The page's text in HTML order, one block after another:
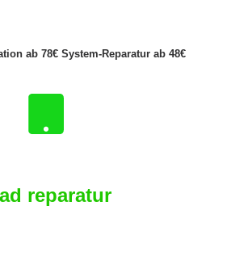
ab 78€ System-Reparatur ab 48€
reparatur